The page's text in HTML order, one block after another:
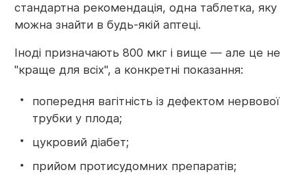
стандартна рекомендація, одна таблетка, яку
можна знайти в будь-якій аптеці.
Іноді призначають 800 мкг і вище — але це не
"краще для всіх", а конкретні показання:
попередня вагітність із дефектом нервової
трубки у плода;
цукровий діабет;
прийом протисудомних препаратів;